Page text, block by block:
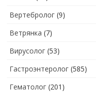
Вертебролог (9)
Ветрянка (7)
Вирусолог (53)
Гастроэнтеролог (585)
Гематолог (201)